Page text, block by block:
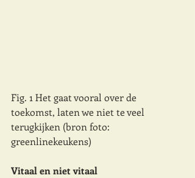
Fig. 1 Het gaat vooral over de
toekomst, laten we niet te veel
terugkijken (bron foto:
greenlinekeukens)
Vitaal en niet vitaal